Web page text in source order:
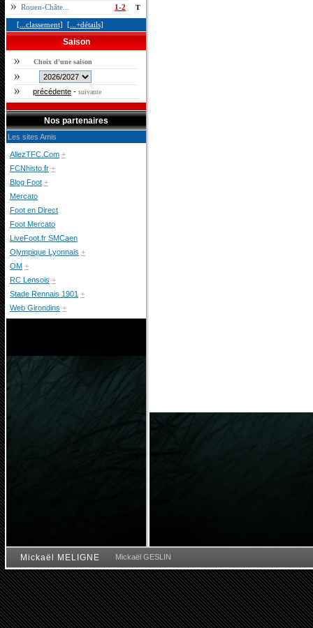
Rouen-Châte... 1-2 T
[...classement] [...+détails]
Saison
Choix d'une saison
précédente - suivante
Nos partenaires
Les sites Amis
AllezTFC.Com +
FCNhisto.fr +
Blog Foot +
Mercato
Foot en Direct
Foot Mercato
LiveFoot.fr SMCaen
Olympique Lyonnais +
OM +
RC Lensois +
Stade Rennais 1901 +
Web Girondins +
Mickaël MELIGNE Mickaël GESLIN